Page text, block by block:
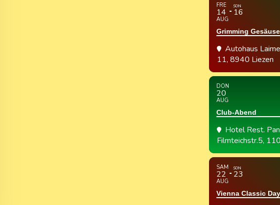
FRE
14
AUG
SON
16
Grimming
Autohaus
11, 8940 Liezen
DON
20
AUG
Club-Abend
Hotel Rest.
Filmteichstr.5,
SAM
22
AUG
SON
23
Vienna Classic